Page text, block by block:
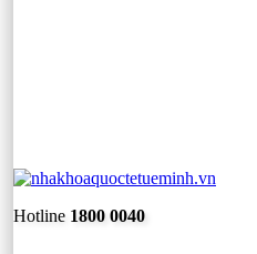
Hotline 1800 0040